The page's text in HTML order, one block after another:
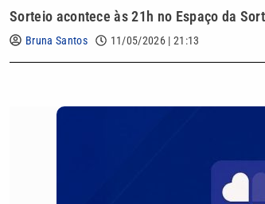
Sorteio acontece às 21h no Espaço da
Bruna Santos 11/05/2026 | 21:13